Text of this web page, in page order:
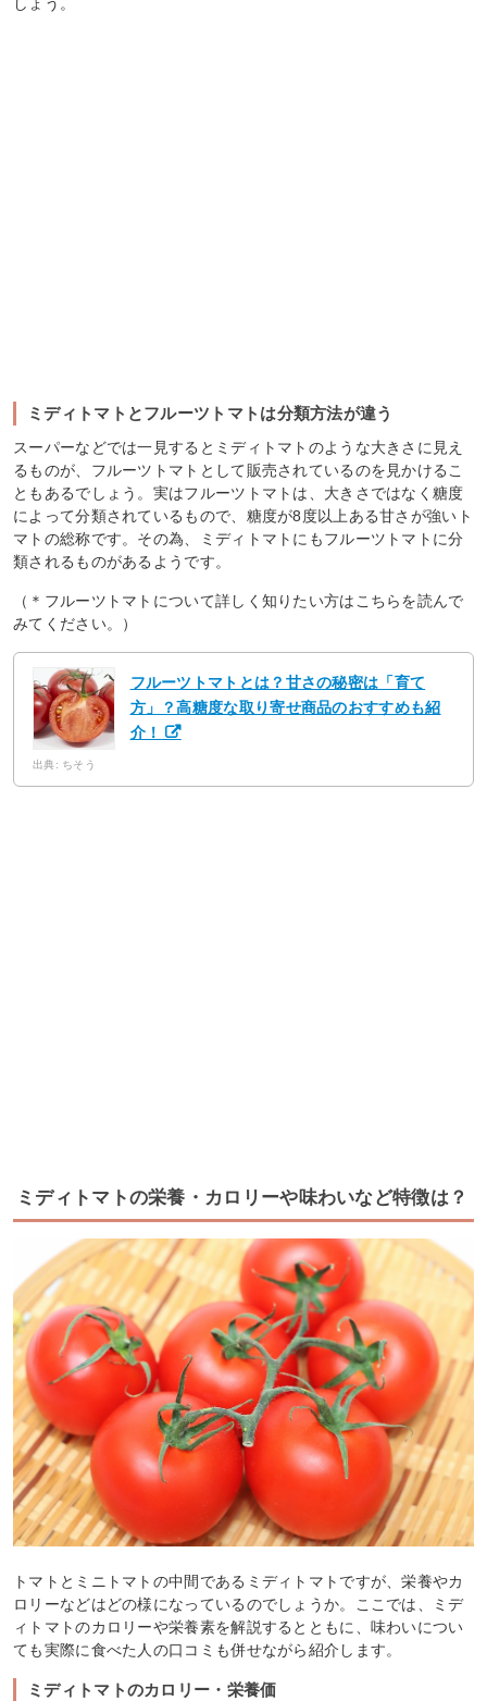
ミディトマトとフルーツトマトは分類方法が違う
スーパーなどでは一見するとミディトマトのような大きさに見え
るものが、フルーツトマトとして販売されているのを見かけるこ
ともあるでしょう。実はフルーツトマトは、大きさではなく糖度
によって分類されているもので、糖度が8度以上ある甘さが強いト
マトの総称です。その為、ミディトマトにもフルーツトマトに分
類されるものがあるようです。
（＊フルーツトマトについて詳しく知りたい方はこちらを読んで
みてください。）
フルーツトマトとは？甘さの秘密は「育て
方」？高糖度な取り寄せ商品のおすすめも紹
介！
出典: ちそう
ミディトマトの栄養・カロリーや味わいなど特徴は？
トマトとミニトマトの中間であるミディトマトですが、栄養やカ
ロリーなどはどの様になっているのでしょうか。ここでは、ミデ
ィトマトのカロリーや栄養素を解説するとともに、味わいについ
ても実際に食べた人の口コミも併せながら紹介します。
ミディトマトのカロリー・栄養価